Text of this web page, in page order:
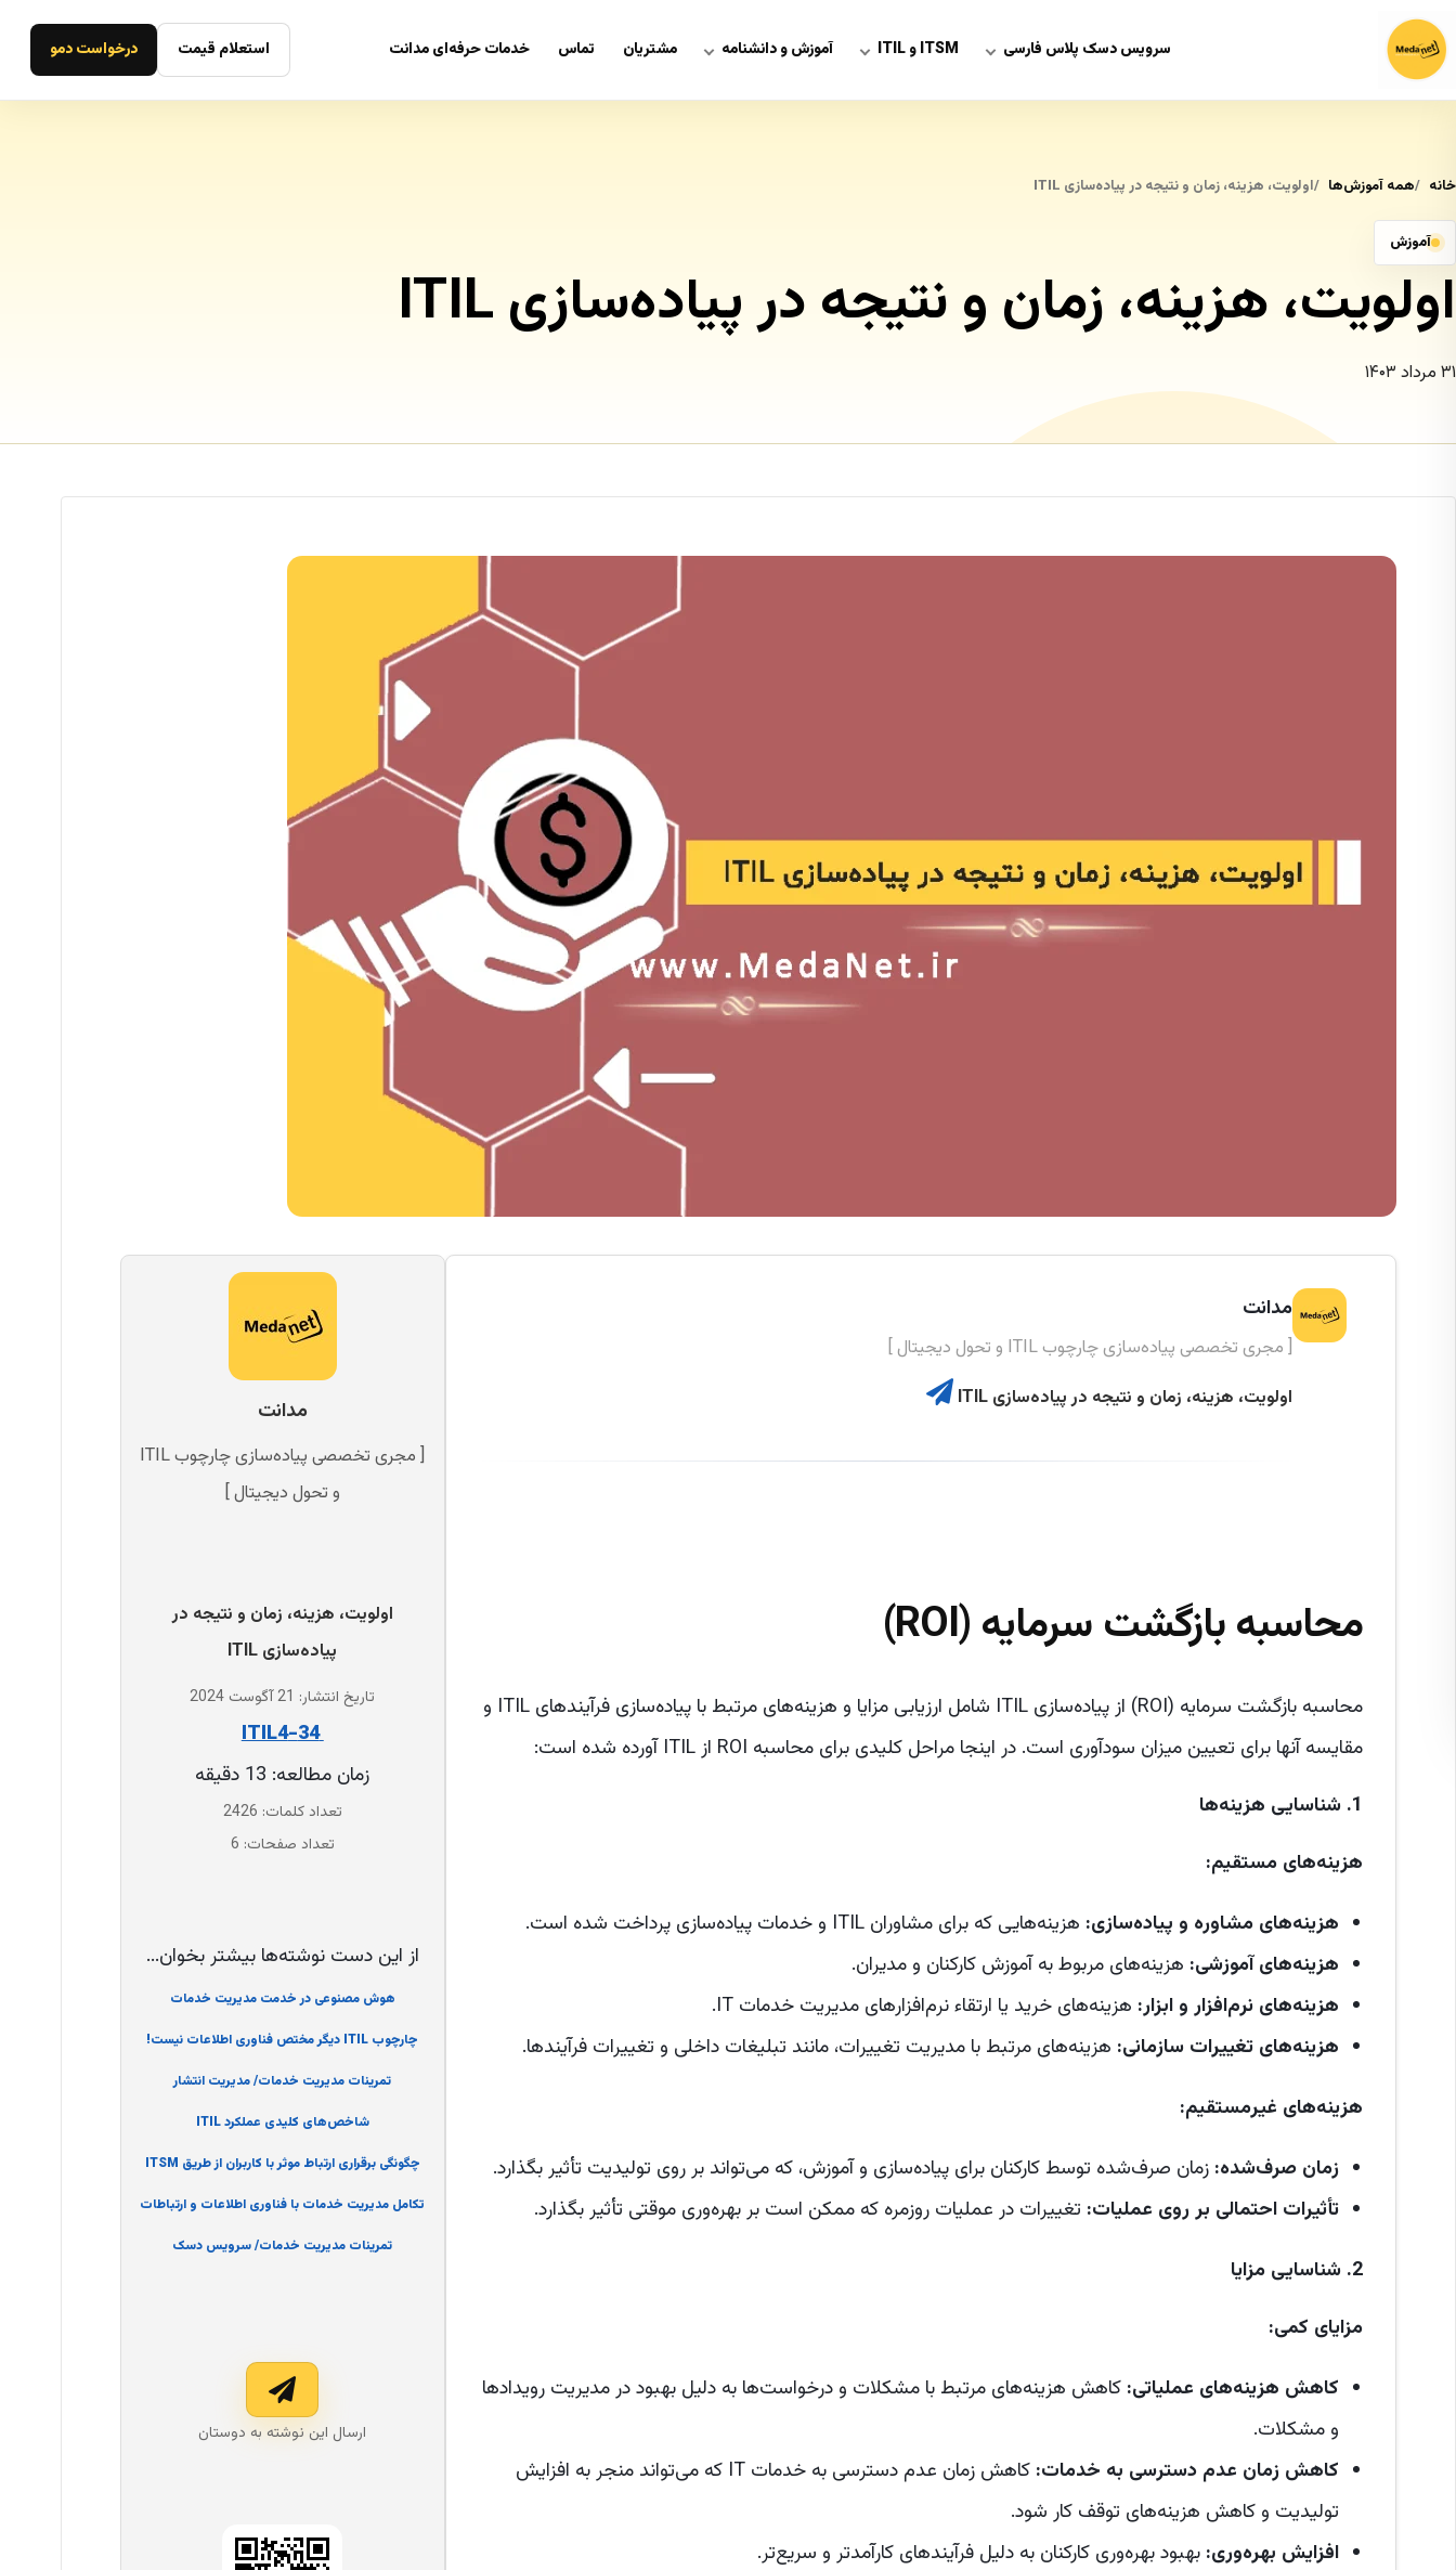
سرویس دسک پلاس فارسی ITSM و ITIL آموزش و دانشنامه مشتریان تماس خدمات حرفه‌ای مدانت استعلام قیمت درخواست دمو
خانه همه آموزش‌ها اولویت، هزینه، زمان و نتیجه در پیاده‌سازی ITIL
آموزش
اولویت، هزینه، زمان و نتیجه در پیاده‌سازی ITIL
۳۱ مرداد ۱۴۰۳
مدانت
[ مجری تخصصی پیاده‌سازی چارچوب ITIL و تحول دیجیتال ]
اولویت، هزینه، زمان و نتیجه در پیاده‌سازی ITIL
محاسبه بازگشت سرمایه (ROI)
محاسبه بازگشت سرمایه (ROI) از پیاده‌سازی ITIL شامل ارزیابی مزایا و هزینه‌های مرتبط با پیاده‌سازی فرآیندهای ITIL و
مقایسه آنها برای تعیین میزان سودآوری است. در اینجا مراحل کلیدی برای محاسبه ROI از ITIL آورده شده است:
1. شناسایی هزینه‌ها
هزینه‌های مستقیم:
هزینه‌های مشاوره و پیاده‌سازی: هزینه‌هایی که برای مشاوران ITIL و خدمات پیاده‌سازی پرداخت شده است.
هزینه‌های آموزشی: هزینه‌های مربوط به آموزش کارکنان و مدیران.
هزینه‌های نرم‌افزار و ابزار: هزینه‌های خرید یا ارتقاء نرم‌افزارهای مدیریت خدمات IT.
هزینه‌های تغییرات سازمانی: هزینه‌های مرتبط با مدیریت تغییرات، مانند تبلیغات داخلی و تغییرات فرآیندها.
هزینه‌های غیرمستقیم:
زمان صرف‌شده: زمان صرف‌شده توسط کارکنان برای پیاده‌سازی و آموزش، که می‌تواند بر روی تولیدیت تأثیر بگذارد.
تأثیرات احتمالی بر روی عملیات: تغییرات در عملیات روزمره که ممکن است بر بهره‌وری موقتی تأثیر بگذارد.
2. شناسایی مزایا
مزایای کمی:
کاهش هزینه‌های عملیاتی: کاهش هزینه‌های مرتبط با مشکلات و درخواست‌ها به دلیل بهبود در مدیریت رویدادها
و مشکلات.
کاهش زمان عدم دسترسی به خدمات:
کاهش زمان عدم دسترسی به خدمات IT که می‌تواند منجر به افزایش
تولیدیت و کاهش هزینه‌های توقف کار شود.
افزایش بهره‌وری: بهبود بهره‌وری کارکنان به دلیل فرآیندهای کارآمدتر و سریع‌تر.
مدانت
[ مجری تخصصی پیاده‌سازی چارچوب ITIL
و تحول دیجیتال ]
اولویت، هزینه، زمان و نتیجه در
پیاده‌سازی ITIL
تاریخ انتشار: 21 آگوست 2024
‌ 34-ITIL4
زمان مطالعه: 13 دقیقه
تعداد کلمات: 2426
تعداد صفحات: 6
از این دست نوشته‌ها بیشتر بخوان...
هوش مصنوعی در خدمت مدیریت خدمات
چارچوب ITIL دیگر مختص فناوری اطلاعات نیست!
تمرینات مدیریت خدمات/ مدیریت انتشار
شاخص‌های کلیدی عملکرد ITIL
چگونگی برقراری ارتباط موثر با کاربران از طریق ITSM
تکامل مدیریت خدمات با فناوری اطلاعات و ارتباطات
تمرینات مدیریت خدمات/ سرویس دسک
ارسال این نوشته به دوستان‌